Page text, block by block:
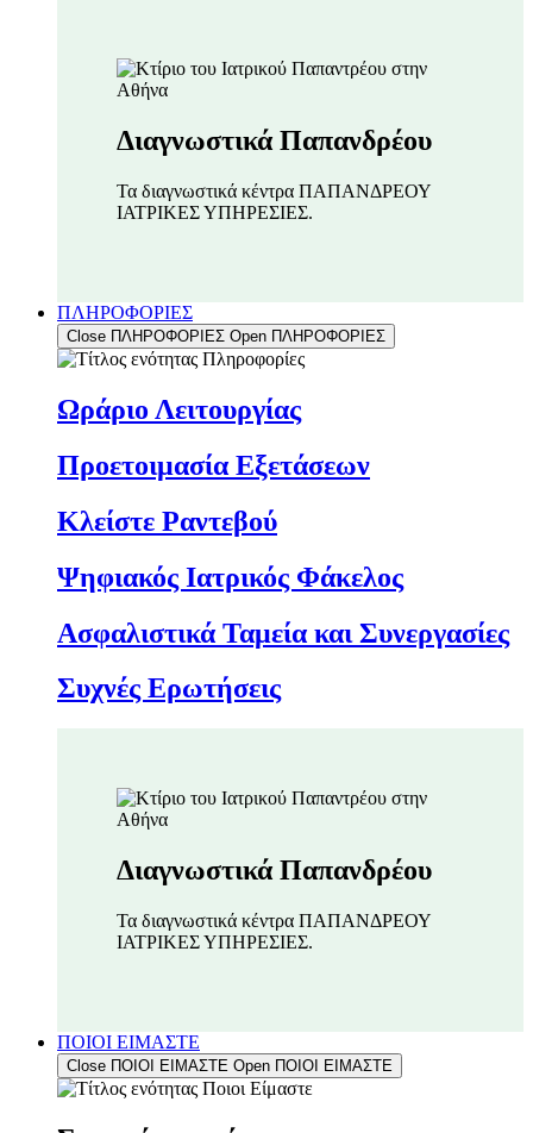
Διαγνωστικά Παπανδρέου
Τα διαγνωστικά κέντρα ΠΑΠΑΝΔΡΕΟΥ
ΙΑΤΡΙΚΕΣ ΥΠΗΡΕΣΙΕΣ.
ΠΛΗΡΟΦΟΡΙΕΣ
Close ΠΛΗΡΟΦΟΡΙΕΣ Open ΠΛΗΡΟΦΟΡΙΕΣ
Ωράριο Λειτουργίας
Προετοιμασία Εξετάσεων
Κλείστε Ραντεβού
Ψηφιακός Ιατρικός Φάκελος
Ασφαλιστικά Ταμεία και Συνεργασίες
Συχνές Ερωτήσεις
Διαγνωστικά Παπανδρέου
Τα διαγνωστικά κέντρα ΠΑΠΑΝΔΡΕΟΥ
ΙΑΤΡΙΚΕΣ ΥΠΗΡΕΣΙΕΣ.
ΠΟΙΟΙ ΕΙΜΑΣΤΕ
Close ΠΟΙΟΙ ΕΙΜΑΣΤΕ Open ΠΟΙΟΙ ΕΙΜΑΣΤΕ